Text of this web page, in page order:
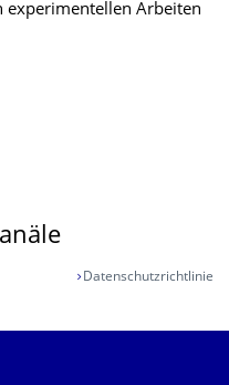
experimentellen Arbeiten
Datenschutzrichtlinie